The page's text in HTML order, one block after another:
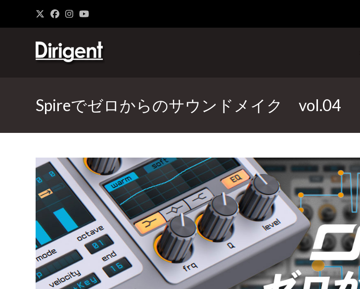
Spireでゼロからのサウンドメイク vol.04